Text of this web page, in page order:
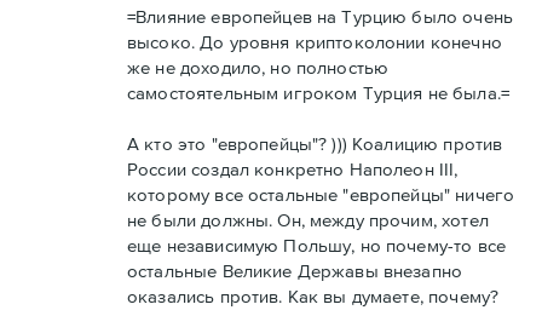
=Влияние европейцев на Турцию было очень
высоко. До уровня криптоколонии конечно
же не доходило, но полностью
самостоятельным игроком Турция не была.=
А кто это "европейцы"? ))) Коалицию против
России создал конкретно Наполеон III,
которому все остальные "европейцы" ничего
не были должны. Он, между прочим, хотел
еще независимую Польшу, но почему-то все
остальные Великие Державы внезапно
оказались против. Как вы думаете, почему?